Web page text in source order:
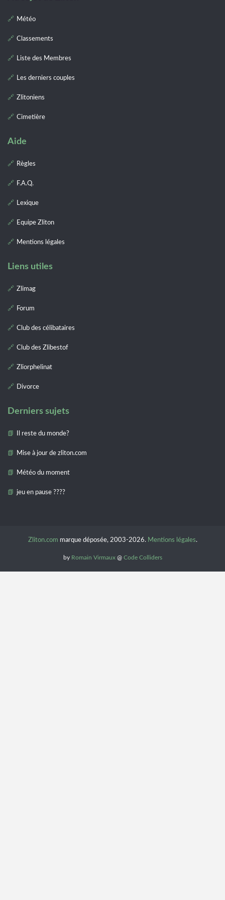
Météo
Classements
Liste des Membres
Les derniers couples
Zlitoniens
Cimetière
Aide
Règles
F.A.Q.
Lexique
Equipe Zliton
Mentions légales
Liens utiles
Zlimag
Forum
Club des célibataires
Club des Zlibestof
Zliorphelinat
Divorce
Derniers sujets
Il reste du monde?
Mise à jour de zliton.com
Météo du moment
jeu en pause ????
Zliton.com marque déposée, 2003-2026. Mentions légales.
by Romain Virmaux@ Code Colliders